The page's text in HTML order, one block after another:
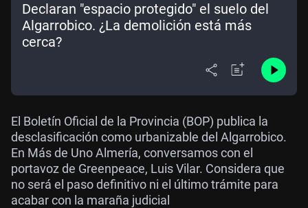
Declaran "espacio protegido" el suelo del
Algarrobico. ¿La demolición está más
cerca?
El Boletín Oficial de la Provincia (BOP) publica la
desclasificación como urbanizable del Algarrobico.
En Más de Uno Almería, conversamos con el
portavoz de Greenpeace, Luis Vilar. Considera que
no será el paso definitivo ni el último trámite para
acabar con la maraña judicial